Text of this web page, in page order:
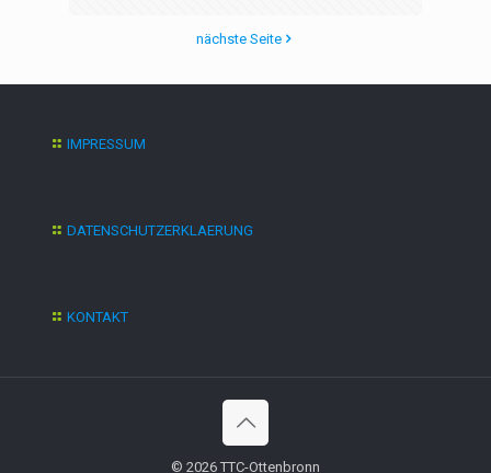
nächste Seite
IMPRESSUM
DATENSCHUTZERKLAERUNG
KONTAKT
© 2026 TTC-Ottenbronn